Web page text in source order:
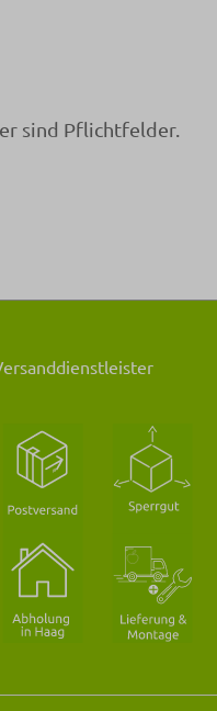
sind Pflichtfelder.